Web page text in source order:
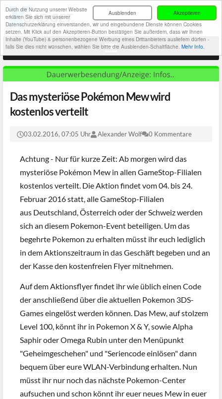
Akzeptieren
Ausblenden
Durch die Nutzung unserer Website
erklären Sie sich mit unserer
Datenschutzerklärung einverstanden, wir und eingebundene Dienste können Cookies
setzen. Mit Klick auf den Akzeptieren-Button bestätigen Sie außerdem, dass wir Ihnen
Inhalte (YouTube) & personenbezogene Werbung eines Drittanbieters ausliefern dürfen -
falls Sie dies nicht wünschen, wählen Sie bitte die Ausblenden-Schaltfläche. Mehr Info.
Das mysteriöse Pokémon Mew wird
kostenlos verteilt
03.02.2016, 07:05 Uhr Alexander Wolf 0 Kommentare
Achtung - Nur für kurze Zeit: Ab morgen wird das
mysteriöse Pokémon Mew in allen GameStop-Filialen
kostenlos verteilt. Die Aktion findet vom 04. bis 24.
Februar 2016 statt, alle GameStop-Filialen
aus Deutschland, Österreich oder der Schweiz werden
sich an diesem Pokemon-Event beteiligen. Um das
begehrte Pokemon zu erhalten müsst ihr euch lediglich
in dem Aktionszeitraum in das Geschäft begeben und an
der Kasse den kostenfreien Flyer mitnehmen.
Auf dem Aktionsflyer findet ihr wie üblich einen Code
der anschließend über die aktuellen Pokemon 3DS-
Games eingelöst werden können. Das Mew, auf stolzem
Level 100, könnt ihr in Pokemon X & Y, sowie Alpha
Saphir oder Omega Rubin unter den Menüpunkt
"Geheimgeschehen" und "Seriencode einlösen" dann
bequem über eure WLAN-Verbindung erhalten. Nun
müsst ihr nur noch das nächste Pokemon-Center
aufsuchen und schon könnt ihr euer neues Mew in euer